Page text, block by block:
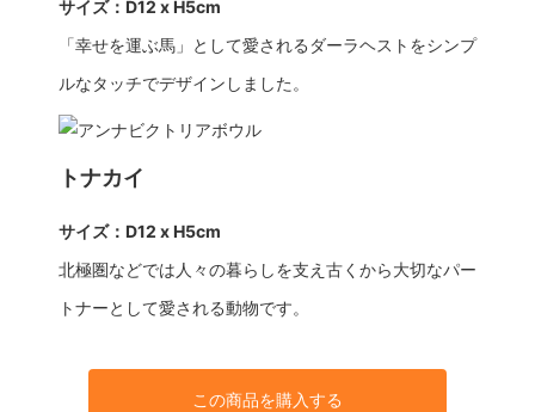
サイズ：D12 x H5cm
「幸せを運ぶ馬」として愛されるダーラヘストをシンプ
ルなタッチでデザインしました。
トナカイ
サイズ：D12 x H5cm
北極圏などでは人々の暮らしを支え古くから大切なパー
トナーとして愛される動物です。
この商品を購入する